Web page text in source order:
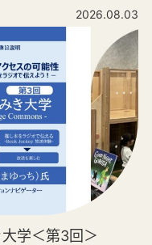
2026.08.03
学＜第3回＞